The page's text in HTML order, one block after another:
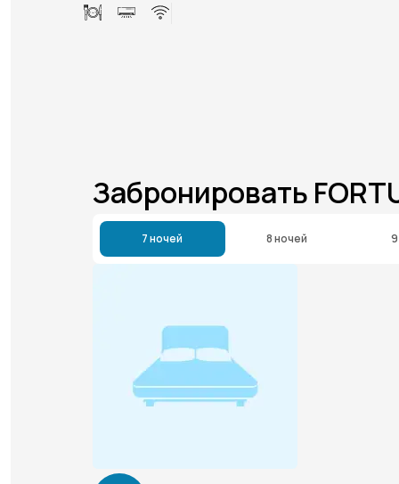
Забронировать
7 ночей 8 ночей